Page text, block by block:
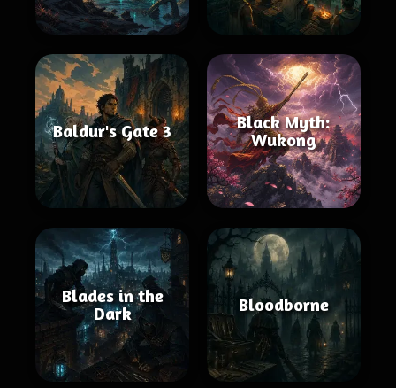
Baldur's Gate 3
Black Myth:
Wukong
Blades in the
Dark
Bloodborne